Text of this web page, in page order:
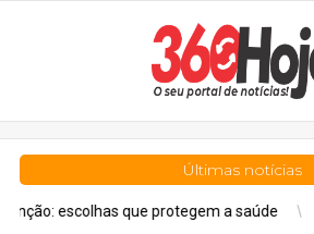
Últimas notícias
que protegem a saúde Economia